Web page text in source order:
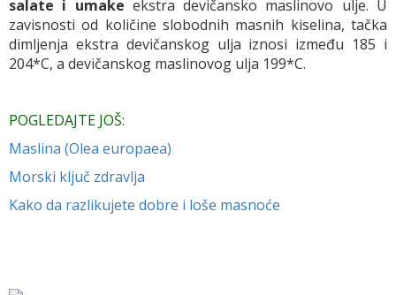
salate i umake ekstra devičansko maslinovo ulje. U
zavisnosti od količine slobodnih masnih kiselina, tačka
dimljenja ekstra devičanskog ulja iznosi između 185 i
204*C, a devičanskog maslinovog ulja 199*C.
POGLEDAJTE JOŠ:
Maslina (Olea europaea)
Morski ključ zdravlja
Kako da razlikujete dobre i loše masnoće